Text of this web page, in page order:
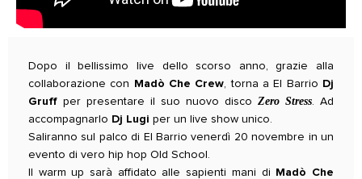
Dopo il bellissimo live dello scorso anno, grazie alla
collaborazione con Madò Che Crew, torna a El Barrio Dj
Gruff per presentare il suo nuovo disco Zero Stress. Ad
accompagnarlo Dj Lugi per un live show unico.
Saliranno sul palco di El Barrio venerdì 20 novembre in un
evento di vero hip hop Old School.
Il warm up sarà affidato alle sapienti mani di Madò Che